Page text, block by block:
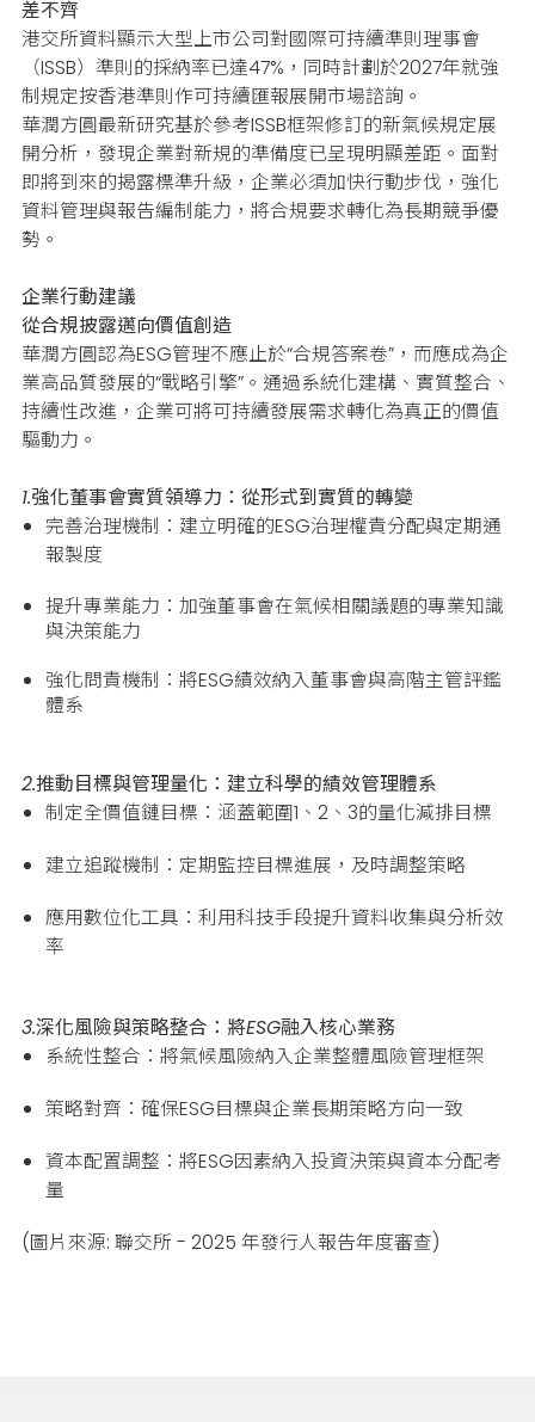
差不齊
港交所資料顯示大型上市公司對國際可持續準則理事會
（ISSB）準則的採納率已達47%，同時計劃於2027年就強
制規定按香港準則作可持續匯報展開市場諮詢。
華潤方圓最新研究基於參考ISSB框架修訂的新氣候規定展
開分析，發現企業對新規的準備度已呈現明顯差距。 面對
即將到來的揭露標準升級，企業必須加快行動步伐，強化
資料管理與報告編制能力，將合規要求轉化為長期競爭優
勢。
企業行動建議
從合規披露邁向價值創造
華潤方圓認為ESG管理不應止於“合規答案卷”，而應成為企
業高品質發展的“戰略引擎”。通過系統化建構、實質整合、
持續性改進，企業可將可持續發展需求轉化為真正的價值
驅動力。
1.強化董事會實質領導力：從形式到實質的轉變
完善治理機制：建立明確的ESG治理權責分配與定期通
報製度
提升專業能力：加強董事會在氣候相關議題的專業知識
與決策能力
強化問責機制：將ESG績效納入董事會與高階主管評鑑
體系
2.推動目標與管理量化：建立科學的績效管理體系
制定全價值鏈目標：涵蓋範圍1、2、3的量化減排目標
建立追蹤機制：定期監控目標進展，及時調整策略
應用數位化工具：利用科技手段提升資料收集與分析效
率
3.深化風險與策略整合：將ESG融入核心業務
系統性整合：將氣候風險納入企業整體風險管理框架
策略對齊：確保ESG目標與企業長期策略方向一致
資本配置調整：將ESG因素納入投資決策與資本分配考
量
(圖片來源: 聯交所 - 2025 年發行人報告年度審查)